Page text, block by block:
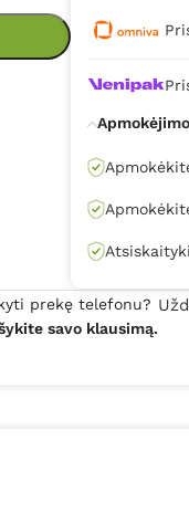
prekę telefonu?
savo klausimą.